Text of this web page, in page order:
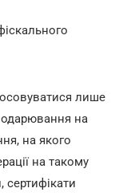
лише
на
на якого
на такому